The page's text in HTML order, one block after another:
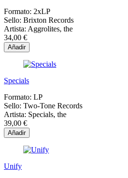
Formato: 2xLP
Sello: Brixton Records
Artista: Aggrolites, the
34,00 €
Añadir
Specials
Formato: LP
Sello: Two-Tone Records
Artista: Specials, the
39,00 €
Añadir
Unify